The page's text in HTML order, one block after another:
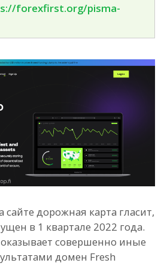
forexfirst.org/pisma-
дорожная карта гласит,
в 1 квартале 2022 года.
совершенно иные
домен Fresh